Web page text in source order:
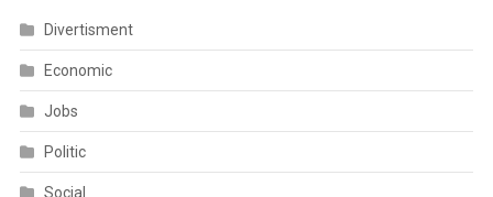
Divertisment
Economic
Jobs
Politic
Social